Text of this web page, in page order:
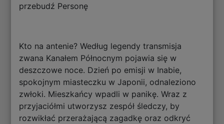
przebudź Personę
Kto na antenie? Według legendy transmisja
zwana Kanałem Północnym pojawia się w
deszczowe noce. Dzień po emisji w Inabie,
spokojnym miasteczku w Japonii, odnaleziono
zwłoki. Mieszkańcy wpadli w panikę. Wraz z
przyjaciółmi utworzysz zespół śledczy, by
rozwikłać przerażającą zagadkę oraz odkryć